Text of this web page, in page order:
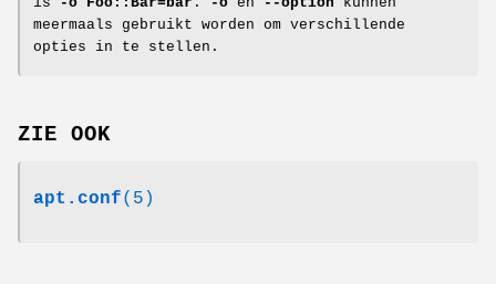
meermaals gebruikt worden om verschillende
opties in te stellen.
ZIE OOK
apt.conf(5)